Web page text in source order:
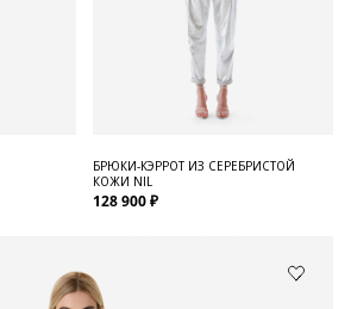
БРЮКИ-КЭРРОТ ИЗ СЕРЕБРИСТОЙ
КОЖИ NIL
128 900 ₽